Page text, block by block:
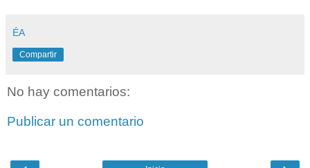
ÉA
Compartir
No hay comentarios:
Publicar un comentario